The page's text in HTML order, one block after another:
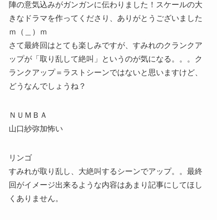
陣の意気込みがガンガンに伝わりました！スケールの大
きなドラマを作ってくださり、ありがとうございました
ｍ（＿）ｍ
さて最終回はとても楽しみですが、すみれのクランクア
ップが「取り乱して絶叫」というのが気になる。。。ク
ランクアップ＝ラストシーンではないと思いますけど、
どうなんでしょうね？
ＮＵＭＢＡ
山口紗弥加怖い
リンゴ
すみれが取り乱し、大絶叫するシーンでアップ。。最終
回がイメージ出来るような内容はあまり記事にしてほし
くありません。